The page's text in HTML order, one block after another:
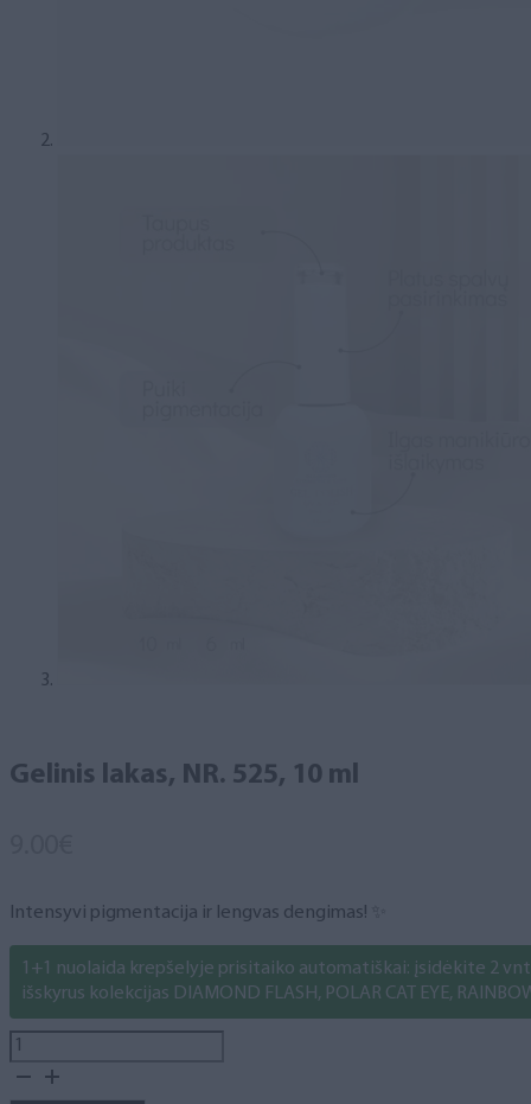
Gelinis lakas, NR. 525, 10 ml
Intensyvi pigmentacija ir lengvas dengimas! ✨
1+1 nuolaida krepšelyje prisitaiko automatiškai: įsidėkite 2
išskyrus kolekcijas DIAMOND FLASH, POLAR CAT EYE,
produkto
kiekis: